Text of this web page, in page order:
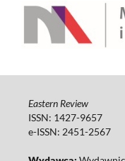
Eastern Review
ISSN: 1427-9657
e-ISSN: 2451-2567